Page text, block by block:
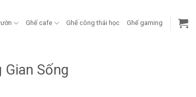
Ghế cafe Ghế công thái học Ghế gaming
Sống